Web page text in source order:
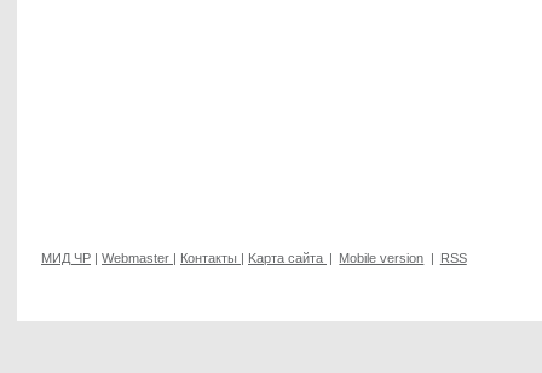
МИД ЧР | Webmaster | Контакты | Kарта сайта | Mobile version | RSS